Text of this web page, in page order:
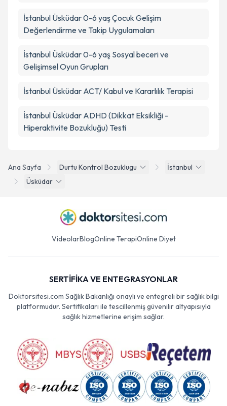
Ana Sayfa Durtu Kontrol Bozuklugu
İstanbul
Üsküdar
İstanbul Üsküdar 0-6 yaş Çocuk Gelişim
Değerlendirme ve Takip Uygulamaları
İstanbul Üsküdar 0-6 yaş Sosyal beceri ve
Gelişimsel Oyun Grupları
İstanbul Üsküdar ACT/ Kabul ve Kararlılık Terapisi
İstanbul Üsküdar ADHD (Dikkat Eksikliği -
Hiperaktivite Bozukluğu) Testi
VideolarBlogOnline TerapiOnline Diyet
SERTİFİKA VE ENTEGRASYONLAR
Doktorsitesi.com Sağlık Bakanlığı onaylı ve entegreli bir sağlık bilgi
platformudur. Sertifikaları ile tescillenmiş güvenilir altyapısıyla
sağlık hizmetlerine erişim sağlar.